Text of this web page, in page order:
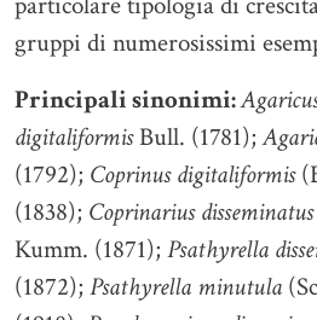
gruppi di numerosissimi
Principali sinonimi:
digitaliformisBull. (1781);
(1792); Coprinus digitaliformis
(1838); Coprinarius disseminatus
Kumm. (1871); Psathyrella
(1872); Psathyrella minutula